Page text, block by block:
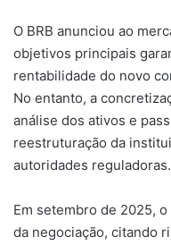
O BRB anunciou ao
objetivos principais
rentabilidade do novo
No entanto, a
análise dos ativos e
reestruturação da
autoridades reguladoras.
Em setembro de 2025,
da negociação, citando